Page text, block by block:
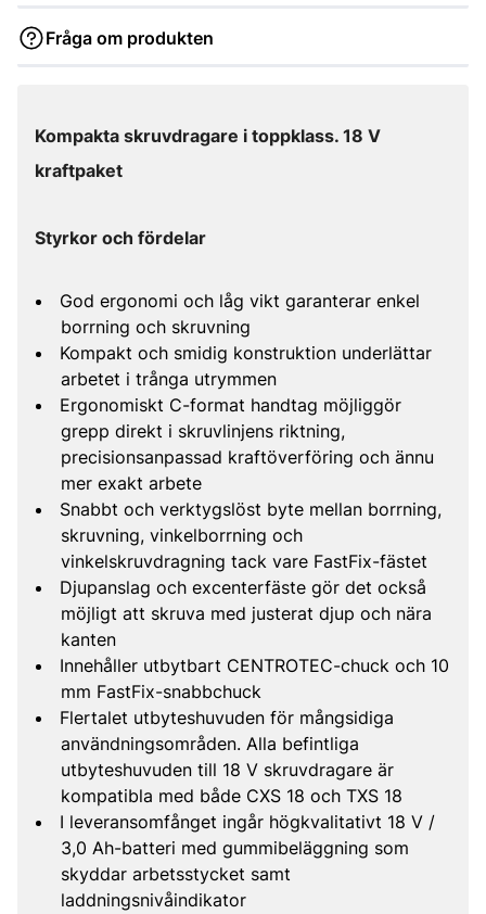
Fråga om produkten
Kompakta skruvdragare i toppklass. 18 V
kraftpaket
Styrkor och fördelar
God ergonomi och låg vikt garanterar enkel
borrning och skruvning
Kompakt och smidig konstruktion underlättar
arbetet i trånga utrymmen
Ergonomiskt C-format handtag möjliggör
grepp direkt i skruvlinjens riktning,
precisionsanpassad kraftöverföring och ännu
mer exakt arbete
Snabbt och verktygslöst byte mellan borrning,
skruvning, vinkelborrning och
vinkelskruvdragning tack vare FastFix-fästet
Djupanslag och excenterfäste gör det också
möjligt att skruva med justerat djup och nära
kanten
Innehåller utbytbart CENTROTEC-chuck och 10
mm FastFix-snabbchuck
Flertalet utbyteshuvuden för mångsidiga
användningsområden. Alla befintliga
utbyteshuvuden till 18 V skruvdragare är
kompatibla med både CXS 18 och TXS 18
I leveransomfånget ingår högkvalitativt 18 V /
3,0 Ah-batteri med gummibeläggning som
skyddar arbetsstycket samt
laddningsnivåindikator